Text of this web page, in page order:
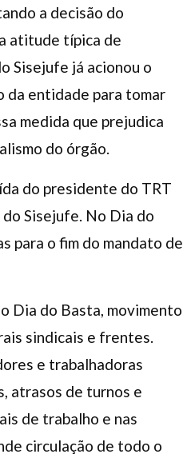
a decisão do
atitude típica de
Sisejufe já acionou o
da entidade para tomar
medida que prejudica
do órgão.
do presidente do TRT
Sisejufe. No Dia do
para o fim do mandato de
Dia do Basta, movimento
sindicais e frentes.
e trabalhadoras
atrasos de turnos e
de trabalho e nas
circulação de todo o